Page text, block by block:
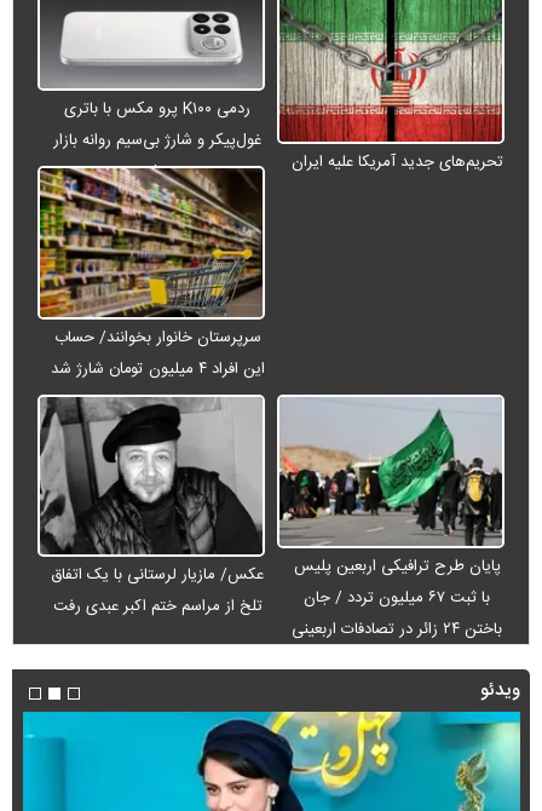
تحریم‌های جدید آمریکا علیه ایران
ردمی K۱۰۰ پرو مکس با باتری
غول‌پیکر و شارژ بی‌سیم روانه بازار
می‌شود
سرپرستان خانوار بخوانند/ حساب
این افراد ۴ میلیون تومان شارژ شد
پایان طرح ترافیکی اربعین پلیس
با ثبت ۶۷ میلیون تردد / جان
باختن ۲۴ زائر در تصادفات اربعینی
عکس/ مازیار لرستانی با یک اتفاق
تلخ از مراسم ختم اکبر عبدی رفت
ویدئو